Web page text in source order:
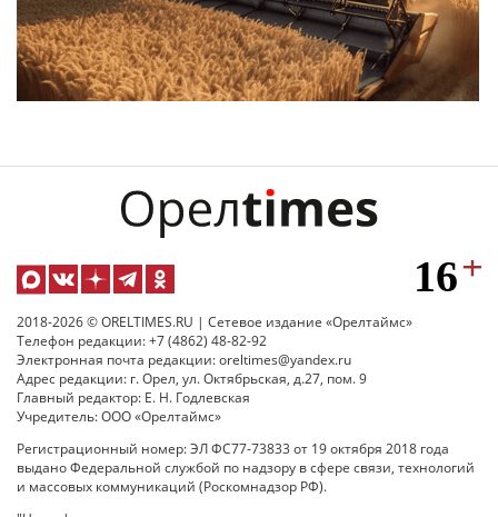
2018-2026 © ORELTIMES.RU | Сетевое издание «Орелтаймс»
Телефон редакции: +7 (4862) 48-82-92
Электронная почта редакции: oreltimes@yandex.ru
Адрес редакции: г. Орел, ул. Октябрьская, д.27, пом. 9
Главный редактор: Е. Н. Годлевская
Учредитель: ООО «Орелтаймс»
Регистрационный номер: ЭЛ ФС77-73833 от 19 октября 2018 года
выдано Федеральной службой по надзору в сфере связи, технологий
и массовых коммуникаций (Роскомнадзор РФ).